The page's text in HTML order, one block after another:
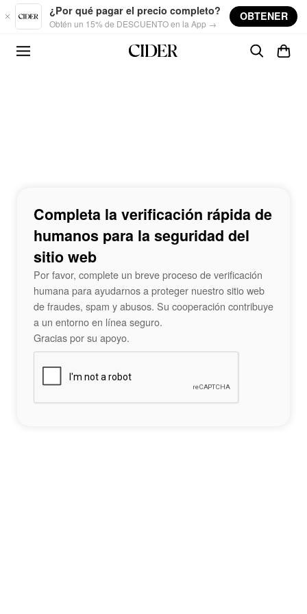
Skip to main content
¿Por qué pagar el precio completo?
Obtén un 15% de DESCUENTO en la App →
OBTENER
Completa la verificación rápida de
humanos para la seguridad del
sitio web
Por favor, complete un breve proceso de verificación
humana para ayudarnos a proteger nuestro sitio web
de fraudes, spam y abusos. Su cooperación contribuye
a un entorno en línea seguro.
Gracias por su apoyo.